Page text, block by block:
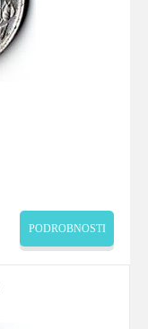
PODROBNOSTI